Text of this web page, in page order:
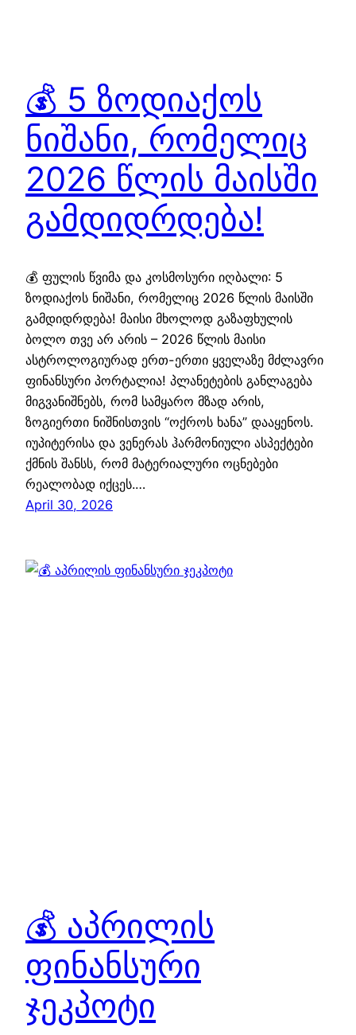
💰 5 ზოდიაქოს
ნიშანი, რომელიც
2026 წლის მაისში
გამდიდრდება!
💰 ფულის წვიმა და კოსმოსური იღბალი: 5
ზოდიაქოს ნიშანი, რომელიც 2026 წლის მაისში
გამდიდრდება! მაისი მხოლოდ გაზაფხულის
ბოლო თვე არ არის – 2026 წლის მაისი
ასტროლოგიურად ერთ-ერთი ყველაზე მძლავრი
ფინანსური პორტალია! პლანეტების განლაგება
მიგვანიშნებს, რომ სამყარო მზად არის,
ზოგიერთი ნიშნისთვის “ოქროს ხანა” დააყენოს.
იუპიტერისა და ვენერას ჰარმონიული ასპექტები
ქმნის შანსს, რომ მატერიალური ოცნებები
რეალობად იქცეს.…
April 30, 2026
💰 აპრილის
ფინანსური
ჯეკპოტი